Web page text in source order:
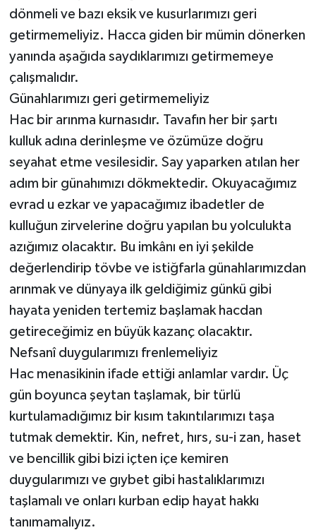
dönmeli ve bazı eksik ve kusurlarımızı geri
getirmemeliyiz. Hacca giden bir mümin dönerken
yanında aşağıda saydıklarımızı getirmemeye
çalışmalıdır.
Günahlarımızı geri getirmemeliyiz
Hac bir arınma kurnasıdır. Tavafın her bir şartı
kulluk adına derinleşme ve özümüze doğru
seyahat etme vesilesidir. Say yaparken atılan her
adım bir günahımızı dökmektedir. Okuyacağımız
evrad u ezkar ve yapacağımız ibadetler de
kulluğun zirvelerine doğru yapılan bu yolculukta
azığımız olacaktır. Bu imkânı en iyi şekilde
değerlendirip tövbe ve istiğfarla günahlarımızdan
arınmak ve dünyaya ilk geldiğimiz günkü gibi
hayata yeniden tertemiz başlamak hacdan
getireceğimiz en büyük kazanç olacaktır.
Nefsanî duygularımızı frenlemeliyiz
Hac menasikinin ifade ettiği anlamlar vardır. Üç
gün boyunca şeytan taşlamak, bir türlü
kurtulamadığımız bir kısım takıntılarımızı taşa
tutmak demektir. Kin, nefret, hırs, su-i zan, haset
ve bencillik gibi bizi içten içe kemiren
duygularımızı ve gıybet gibi hastalıklarımızı
taşlamalı ve onları kurban edip hayat hakkı
tanımamalıyız.